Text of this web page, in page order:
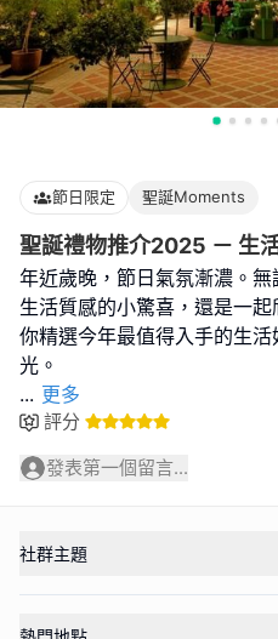
節日限定 聖誕Moments
聖誕禮物推介2025 － 生
年近歲晚，節日氣氛漸濃。
生活質感的小驚喜，還是一
你精選今年最值得入手的生
... 更多
評分
發表第一個留言...
社群主題